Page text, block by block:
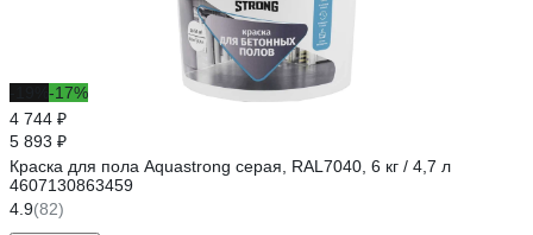
-17%
4 744 ₽
5 893 ₽
Краска для пола Aquastrong серая, RAL7040, 6 кг / 4,7 л
4607130863459
4.9(82)